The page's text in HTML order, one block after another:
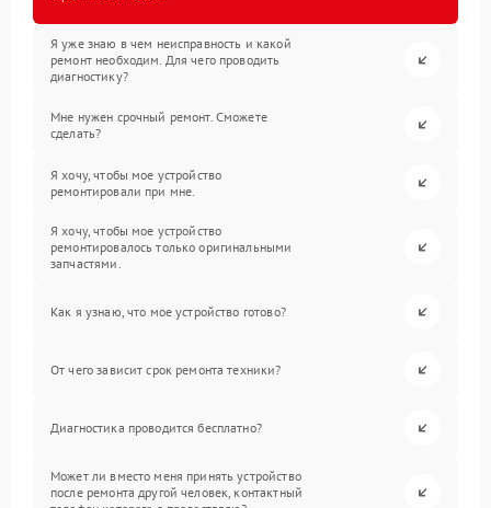
Я уже знаю в чем неисправность и какой
ремонт необходим. Для чего проводить
диагностику?
Мне нужен срочный ремонт. Сможете
сделать?
Я хочу, чтобы мое устройство
ремонтировали при мне.
Я хочу, чтобы мое устройство
ремонтировалось только оригинальными
запчастями.
Как я узнаю, что мое устройство готово?
От чего зависит срок ремонта техники?
Диагностика проводится бесплатно?
Может ли вместо меня принять устройство
после ремонта другой человек, контактный